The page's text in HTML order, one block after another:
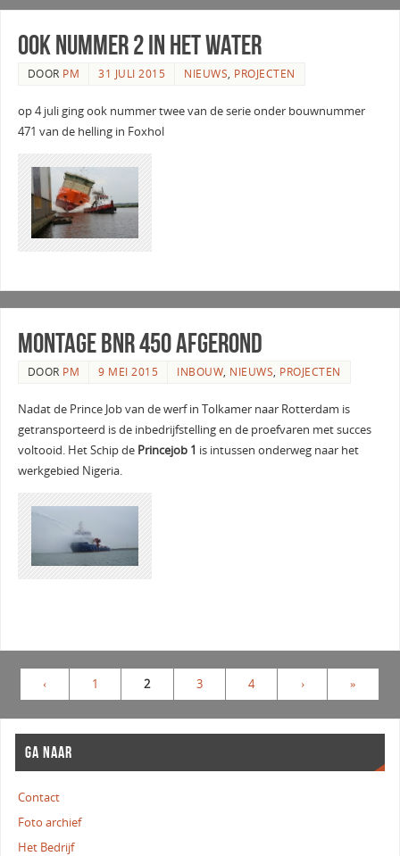
Ook nummer 2 in het water
DOOR PM 31 JULI 2015 NIEUWS, PROJECTEN
op 4 juli ging ook nummer twee van de serie onder bouwnummer
471 van de helling in Foxhol
Montage bnr 450 afgerond
DOOR PM 9 MEI 2015 INBOUW, NIEUWS, PROJECTEN
Nadat de Prince Job van de werf in Tolkamer naar Rotterdam is
getransporteerd is de inbedrijfstelling en de proefvaren met succes
voltooid. Het Schip de Princejob 1 is intussen onderweg naar het
werkgebied Nigeria.
‹ 1 2 3 4 › »
GA NAAR
Contact
Foto archief
Het Bedrijf